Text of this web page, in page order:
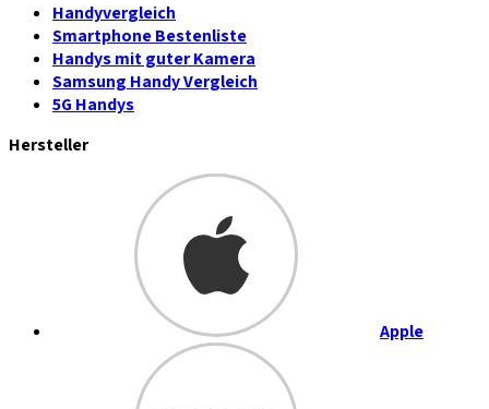
Handyvergleich
Smartphone Bestenliste
Handys mit guter Kamera
Samsung Handy Vergleich
5G Handys
Hersteller
Apple